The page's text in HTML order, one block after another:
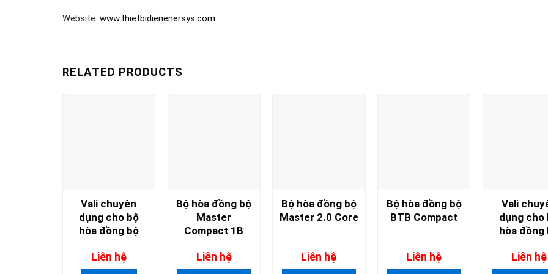
Website: www.thietbidienenersys.com
RELATED PRODUCTS
Vali chuyên
dụng cho bộ
hòa đồng bộ
Liên hệ
Bộ hòa đồng bộ
Master
Compact 1B
Liên hệ
Bộ hòa đồng bộ
Master 2.0 Core
Liên hệ
Bộ hòa đồng bộ
BTB Compact
Liên hệ
Vali
dụng cho
hòa đồng
Compact
Liên hệ